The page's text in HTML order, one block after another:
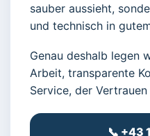
sauber aussieht,
und technisch in
Genau deshalb legen
Arbeit, transparente
Service, der
📞 +43